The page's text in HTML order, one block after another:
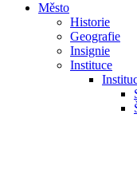
Město
Historie
Geografie
Insignie
Instituce